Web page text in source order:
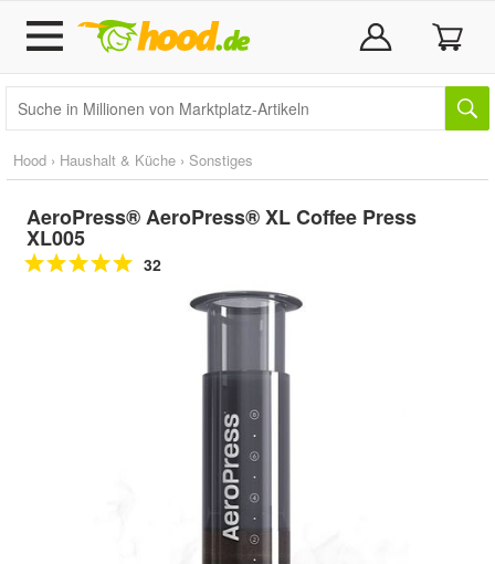
Hood › Haushalt & Küche › Sonstiges
AeroPress® AeroPress® XL Coffee Press
XL005
32